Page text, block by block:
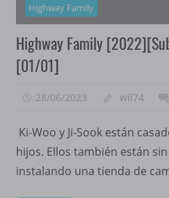
Highway Family
Highway Family
[01/01]
28/06/2023 wil74
Ki-Woo y Ji-Sook están
hijos. Ellos también están
instalando una tienda de